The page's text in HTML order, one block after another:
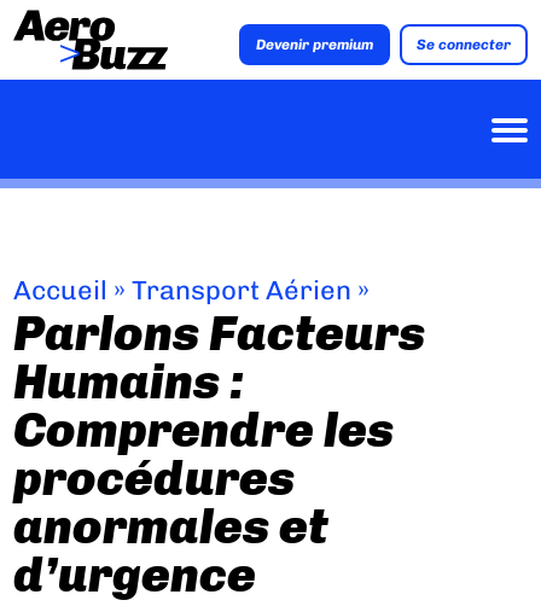
Devenir premium Se connecter
Accueil »Transport Aérien »
Parlons Facteurs
Humains :
Comprendre les
procédures
anormales et
d’urgence